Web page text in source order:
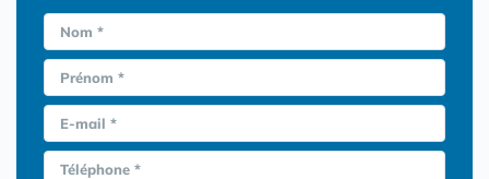
Nom *
Prénom *
E-mail *
Téléphone *